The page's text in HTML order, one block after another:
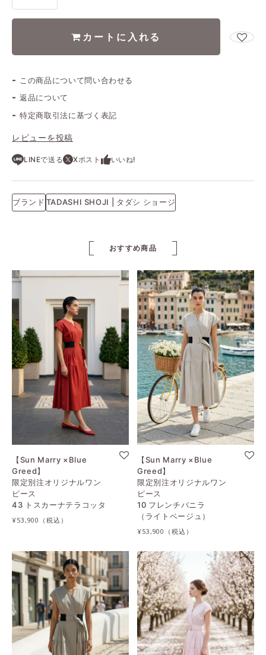
カートに入れる
この商品について問い合わせる
返品について
特定商取引法に基づく表記
レビューを投稿
LINEで送る Xポスト いいね!
ブランド TADASHI SHOJI | タダシ ショージ
おすすめ商品
【Sun Marry ×Blue
Greed】
限定別注オリジナルワン
ピース
43 トスカーナテラコッタ
¥53,900
【Sun Marry ×Blue
Greed】
限定別注オリジナルワン
ピース
10 フレンチバニラ
（ライトベージュ）
¥53,900